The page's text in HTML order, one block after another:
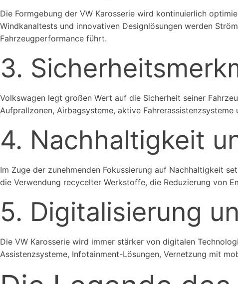
Die Formgebung der VW Karosserie wird kontinuierlich
Windkanaltests und innovativen Designlösungen werden
Fahrzeugperformance führt.
3.
Volkswagen legt großen Wert auf die Sicherheit seiner
Aufprallzonen, Airbagsysteme, aktive
4. Nachhaltigkeit
Im Zuge der zunehmenden Fokussierung auf Nachhaltigkeit
die Verwendung recycelter Werkstoffe, die Reduzierung von
5. Digitalisierung
Die VW Karosserie wird immer stärker von digitalen
Assistenzsysteme, Infotainment-Lösungen, Vernetzung mit